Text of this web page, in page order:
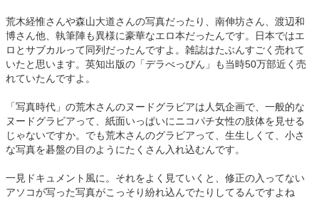
荒木経惟さんや森山大道さんの写真だったり、南伸坊さん、渡辺和
博さん他、執筆陣も異様に豪華なエロ本だったんです。日本ではエ
ロとサブカルって同列だったんですよ。雑誌はたぶんすごく売れて
いたと思います。英知出版の「デラべっぴん」も当時50万部近く売
れていたんですよ。
「写真時代」の荒木さんのヌードグラビアは人気企画で、一般的な
ヌードグラビアって、紙面いっぱいにニコパチ女性の肢体を見せる
じゃないですか。でも荒木さんのグラビアって、生生しくて、小さ
な写真を碁盤の目のようにたくさん入れ込むんです。
一見ドキュメント風に。それをよく見ていくと、修正の入ってない
アソコが写った写真がこっそり紛れ込んでたりしてるんですよね